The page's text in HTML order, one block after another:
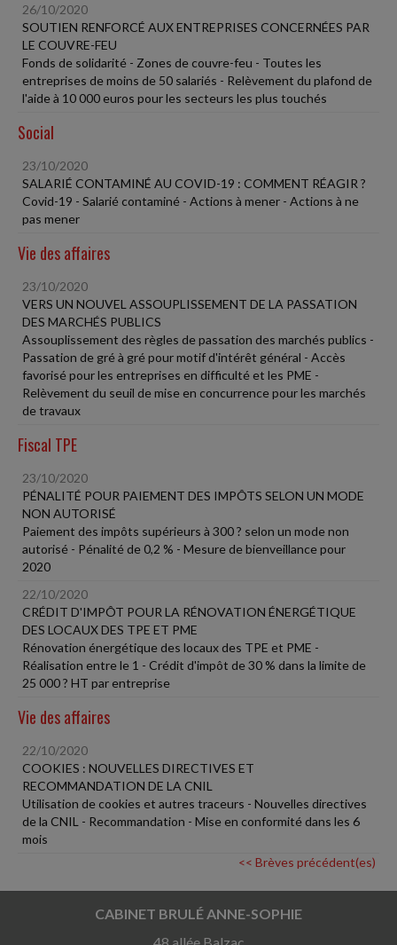
26/10/2020
SOUTIEN RENFORCÉ AUX ENTREPRISES CONCERNÉES PAR
LE COUVRE-FEU
Fonds de solidarité - Zones de couvre-feu - Toutes les
entreprises de moins de 50 salariés - Relèvement du plafond de
l'aide à 10 000 euros pour les secteurs les plus touchés
Social
23/10/2020
SALARIÉ CONTAMINÉ AU COVID-19 : COMMENT RÉAGIR ?
Covid-19 - Salarié contaminé - Actions à mener - Actions à ne
pas mener
Vie des affaires
23/10/2020
VERS UN NOUVEL ASSOUPLISSEMENT DE LA PASSATION
DES MARCHÉS PUBLICS
Assouplissement des règles de passation des marchés publics -
Passation de gré à gré pour motif d'intérêt général - Accès
favorisé pour les entreprises en difficulté et les PME -
Relèvement du seuil de mise en concurrence pour les marchés
de travaux
Fiscal TPE
23/10/2020
PÉNALITÉ POUR PAIEMENT DES IMPÔTS SELON UN MODE
NON AUTORISÉ
Paiement des impôts supérieurs à 300 ? selon un mode non
autorisé - Pénalité de 0,2 % - Mesure de bienveillance pour
2020
22/10/2020
CRÉDIT D'IMPÔT POUR LA RÉNOVATION ÉNERGÉTIQUE
DES LOCAUX DES TPE ET PME
Rénovation énergétique des locaux des TPE et PME -
Réalisation entre le 1 - Crédit d'impôt de 30 % dans la limite de
25 000 ? HT par entreprise
Vie des affaires
22/10/2020
COOKIES : NOUVELLES DIRECTIVES ET
RECOMMANDATION DE LA CNIL
Utilisation de cookies et autres traceurs - Nouvelles directives
de la CNIL - Recommandation - Mise en conformité dans les 6
mois
<< Brèves précédent(es)
CABINET BRULÉ ANNE-SOPHIE
48 allée Balzac